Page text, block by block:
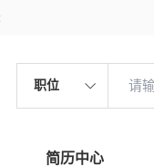
职位
简历中心